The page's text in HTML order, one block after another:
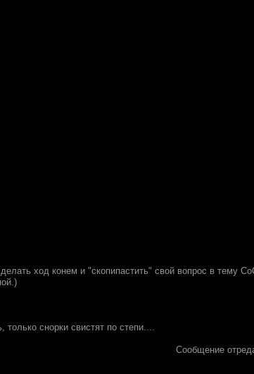
ход конем и "скопипастить" свой вопрос в тему
снорки свистят по степи....
Сообщение